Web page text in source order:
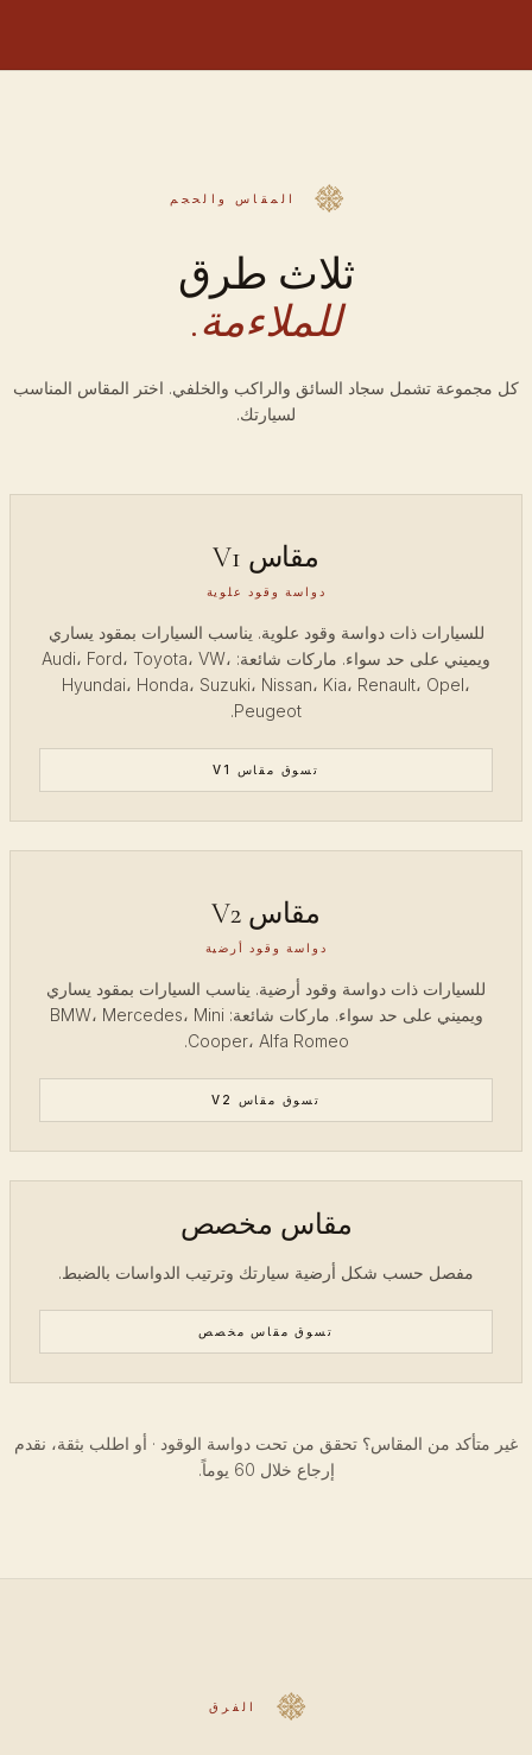
المقاس والحجم
ثلاث طرق
للملاءمة.
كل مجموعة تشمل سجاد السائق والراكب والخلفي. اختر المقاس المناسب
لسيارتك.
مقاس V1
دواسة وقود علوية
للسيارات ذات دواسة وقود علوية. يناسب السيارات بمقود يساري
ويميني على حد سواء. ماركات شائعة: Audi، Ford، Toyota، VW،
Hyundai، Honda، Suzuki، Nissan، Kia، Renault، Opel،
Peugeot.
تسوق مقاس V1
مقاس V2
دواسة وقود أرضية
للسيارات ذات دواسة وقود أرضية. يناسب السيارات بمقود يساري
ويميني على حد سواء. ماركات شائعة: BMW، Mercedes، Mini
Cooper، Alfa Romeo.
تسوق مقاس V2
مقاس مخصص
مفصل حسب شكل أرضية سيارتك وترتيب الدواسات بالضبط.
تسوق مقاس مخصص
غير متأكد من المقاس؟ تحقق من تحت دواسة الوقود · أو اطلب بثقة، نقدم
إرجاع خلال 60 يوماً.
الفرق